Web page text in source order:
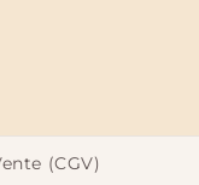
(CGV)